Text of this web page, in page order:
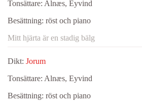
Tonsättare: Alnæs, Eyvind
Besättning: röst och piano
Mitt hjärta är en stadig bälg
Dikt: Jorum
Tonsättare: Alnæs, Eyvind
Besättning: röst och piano